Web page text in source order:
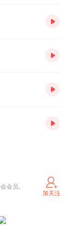
会员。
加关注